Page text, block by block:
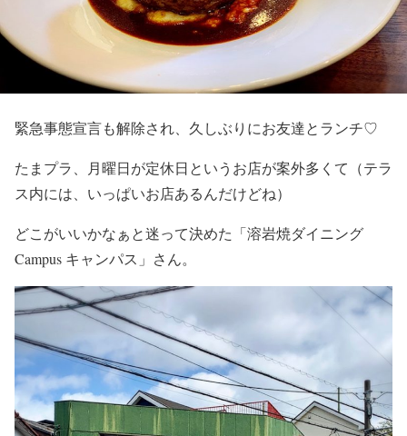
緊急事態宣言も解除され、久しぶりにお友達とランチ♡
たまプラ、月曜日が定休日というお店が案外多くて（テラ
ス内には、いっぱいお店あるんだけどね）
どこがいいかなぁと迷って決めた「溶岩焼ダイニング
Campus キャンパス」さん。